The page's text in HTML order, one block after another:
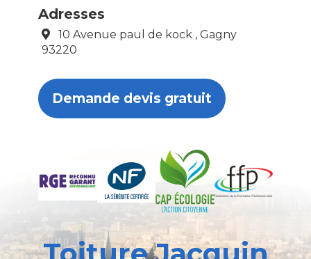
Adresses
10 Avenue paul de kock , Gagny
93220
Demande devis gratuit